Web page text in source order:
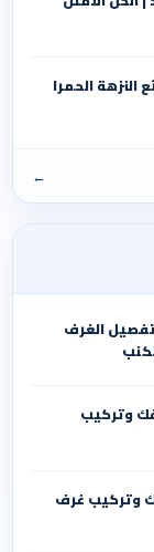
الحمرا
←
أبواب بمكة 0546138860 | تفصيل الغرف
بمكة 0546138860⁩ | فك وتركيب
بمكة 0546138860⁩ | فك وتركيب غرف